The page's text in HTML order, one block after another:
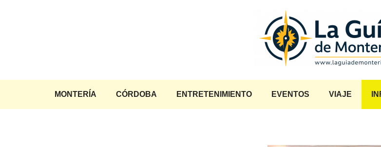
MONTERÍA CÓRDOBA ENTRETENIMIENTO EVENTOS VIAJE